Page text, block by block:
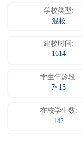
学校类型:
混校
建校时间:
1614
学生年龄段:
7~13
在校学生数:
142